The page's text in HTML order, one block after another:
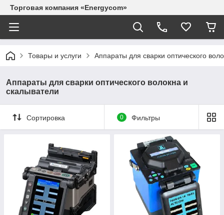
Торговая компания «Energycom»
Товары и услуги Аппараты для сварки оптического
Аппараты для сварки оптического волокна и
скалыватели
Сортировка 0 Фильтры